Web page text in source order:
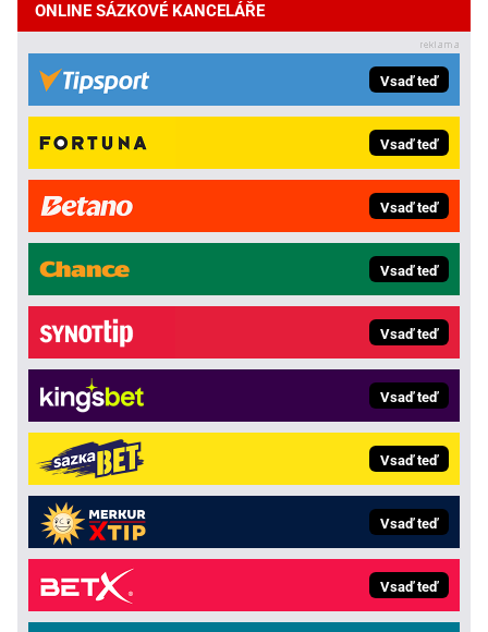
ONLINE SÁZKOVÉ KANCELÁŘE
Vsaď teď
Vsaď teď
Vsaď teď
Vsaď teď
Vsaď teď
Vsaď teď
Vsaď teď
Vsaď teď
Vsaď teď